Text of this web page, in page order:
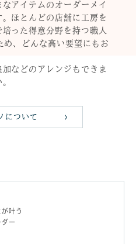
アイテムのオーダーメイ
ほとんどの店舗に工房を
った得意分野を持つ職人
、どんな高い要望にもお
などのアレンジもできま
について
叶う
ダー